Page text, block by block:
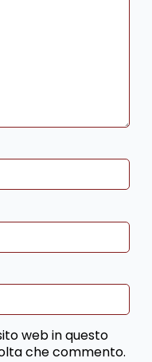
web in questo
che commento.